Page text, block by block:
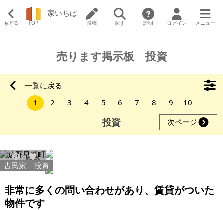
もどる TOP
家いちば
投稿 探す 説明 ログイン メニュー
売ります掲示板 投資
一覧に戻る
1
2 3 4 5 6 7 8 9 10
投資 次ページ
684 7
古民家 投資
非常に多くの問い合わせがあり、賃貸がついた
物件です